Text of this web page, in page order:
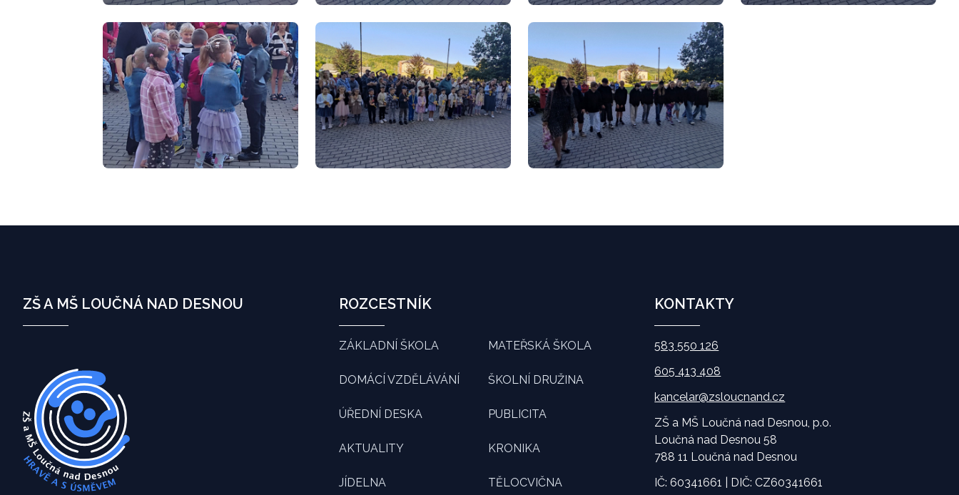
ZŠ A MŠ LOUČNÁ NAD DESNOU ROZCESTNÍK
ZÁKLADNÍ ŠKOLA MATEŘSKÁ ŠKOLA
DOMÁCÍ VZDĚLÁVÁNÍ ŠKOLNÍ DRUŽINA
ÚŘEDNÍ DESKA PUBLICITA
AKTUALITY KRONIKA
JÍDELNA TĚLOCVIČNA
KONTAKTY
583 550 126
605 413 408
kancelar@zsloucnand.cz
ZŠ a MŠ Loučná nad Desnou, p.o.
Loučná nad Desnou 58
788 11 Loučná nad Desnou
IČ: 60341661 | DIČ: CZ60341661